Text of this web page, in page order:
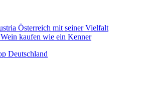
Österreich mit seiner Vielfalt
Wein kaufen wie ein Kenner